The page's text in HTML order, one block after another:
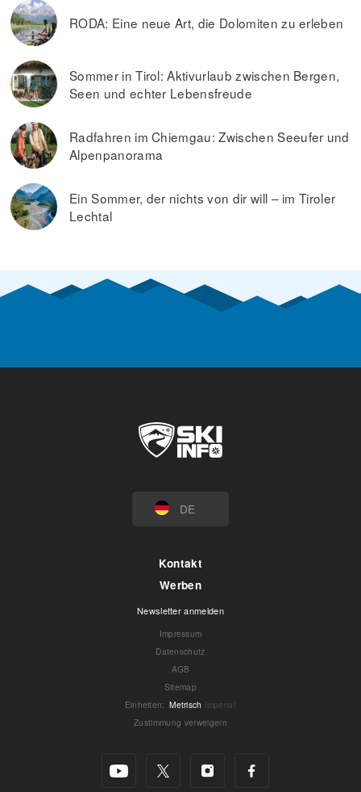
RODA: Eine neue Art, die Dolomiten zu erleben
Sommer in Tirol: Aktivurlaub zwischen Bergen,
Seen und echter Lebensfreude
Radfahren im Chiemgau: Zwischen Seeufer und
Alpenpanorama
Ein Sommer, der nichts von dir will – im Tiroler
Lechtal
DE
Kontakt
Werben
Newsletter anmelden
Impressum
Datenschutz
AGB
Sitemap
Einheiten: Metrisch Imperial
Zustimmung verweigern